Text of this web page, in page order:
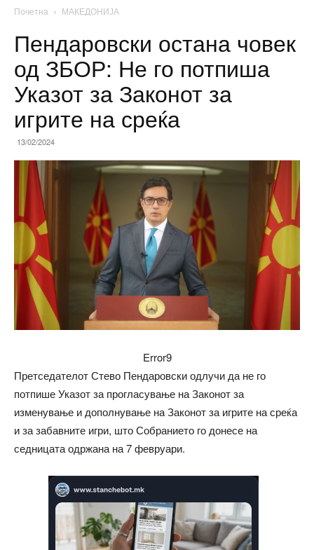
Почетна МАКЕДОНИЈА
Пендаровски остана човек
од ЗБОР: Не го потпиша
Указот за Законот за
игрите на среќа
13/02/2024
Error9
Претседателот Стево Пендаровски одлучи да не го
потпише Указот за прогласување на Законот за
изменување и дополнување на Законот за игрите на среќа
и за забавните игри, што Собранието го донесе на
седницата одржана на 7 февруари.